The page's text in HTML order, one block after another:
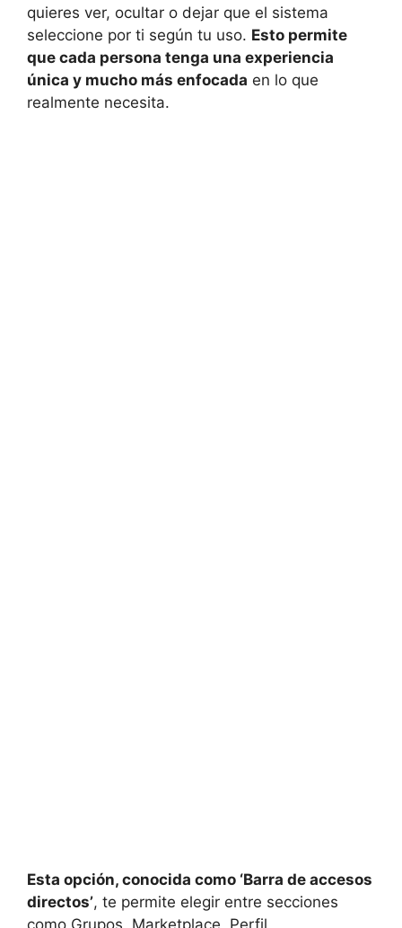
quieres ver, ocultar o dejar que el sistema
seleccione por ti según tu uso. Esto permite
que cada persona tenga una experiencia
única y mucho más enfocada en lo que
realmente necesita.
Esta opción, conocida como ‘Barra de accesos
directos’, te permite elegir entre secciones